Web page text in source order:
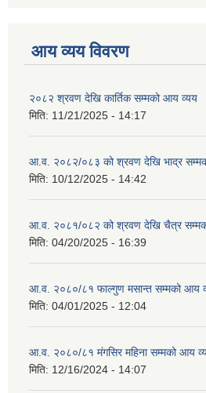
आय व्यय विवरण
२०८२ श्रवण देखि कार्तिक सम्मको आय व्यय
मिति: 11/21/2025 - 14:17
आ.व. २०८२/०८३ को श्रवण देखि भाद्र
मिति: 10/12/2025 - 14:42
आ.व. २०८१/०८२ को श्रवण देखि चैत्र
मिति: 04/20/2025 - 16:39
आ.व. २०८०/८१ फाल्गुण मसान्त सम्मको आय
मिति: 04/01/2025 - 12:04
आ.व. २०८०/८१ मंगसिर महिना सम्मको आय
मिति: 12/16/2024 - 14:07